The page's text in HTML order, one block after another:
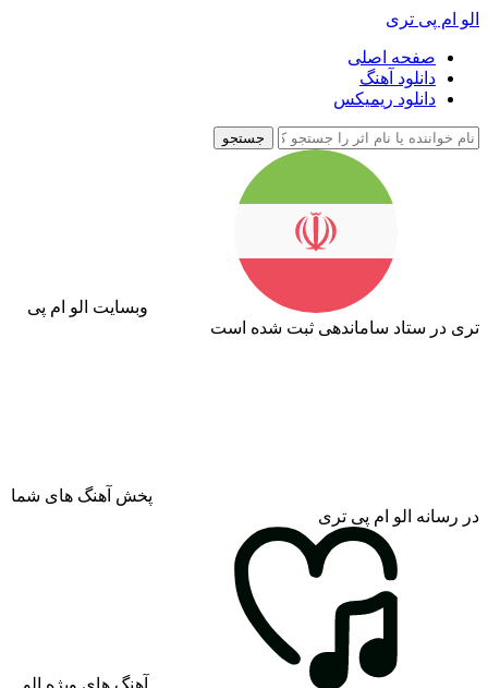
الو ام پی تری
صفحه اصلی
دانلود آهنگ
دانلود ریمیکس
جستجو
وبسایت الو ام پی
تری در ستاد ساماندهی ثبت شده است
پخش آهنگ های شما
در رسانه الو ام پی تری
آهنگ های ویژه الو